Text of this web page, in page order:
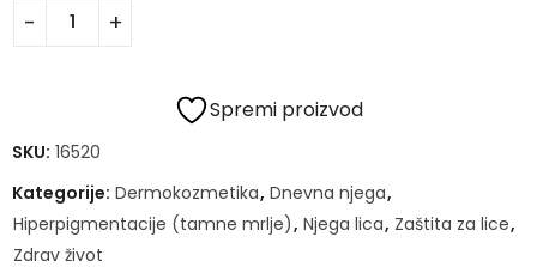
Spremi proizvod
SKU: 16520
Kategorije: Dermokozmetika, Dnevna njega,
Hiperpigmentacije (tamne mrlje), Njega lica, Zaštita za lice,
Zdrav život